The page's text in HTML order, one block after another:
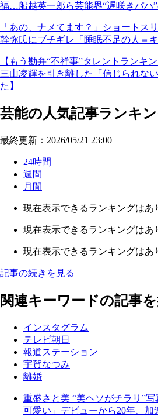
福…船越英一郎ら芸能界“遅咲きパパ
「あの、ナメてます？」ショートス
幹弥氏にブチギレ「睡眠不足の人＝
【もう勘弁“不祥事”タレントランキ
三山凌輝を引き離した「信じられな
た】
芸能の人気記事ランキ
最終更新：2026/05/21 23:00
24時間
週間
月間
現在表示できるランキングはあ
現在表示できるランキングはあ
現在表示できるランキングはあ
記事の続きを見る
関連キーワードの記事
インスタグラム
テレビ朝日
報道ステーション
宇賀なつみ
離婚
重盛さと美 “美ヘソがチラリ”
可愛い」デビューから20年、加